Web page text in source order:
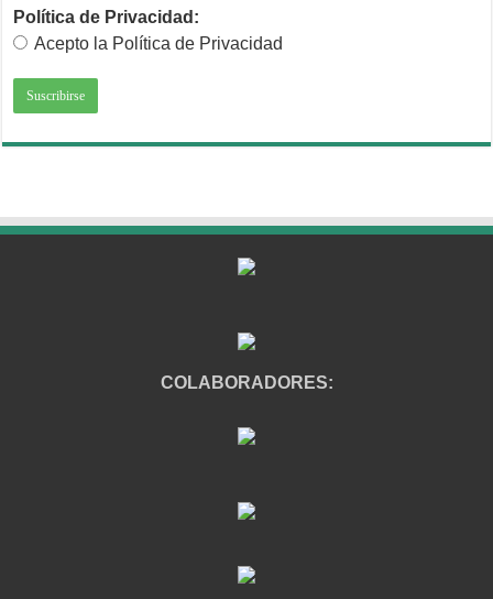
Política de Privacidad:
Acepto la Política de Privacidad
COLABORADORES: